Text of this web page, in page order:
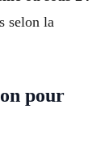
selon la
pour